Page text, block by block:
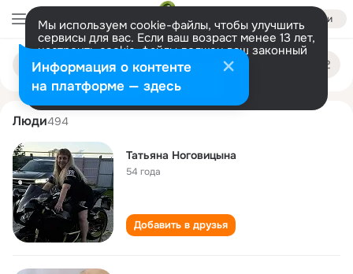
Войти
Мы используем cookie-файлы, чтобы улучшить
сервисы для вас. Если ваш возраст менее 13 лет,
настроить cookie-файлы должен ваш законный
представитель. Больше информации
Разрешить все Настроить
Поиск
людям
tatyana nogovitsyna
Люди494
Татьяна Ноговицына
54 года
Добавить в друзья
Информация о контенте
на платформе — здесь